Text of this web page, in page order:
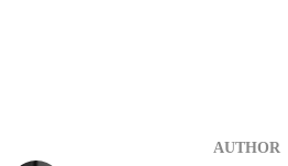
AUTHOR